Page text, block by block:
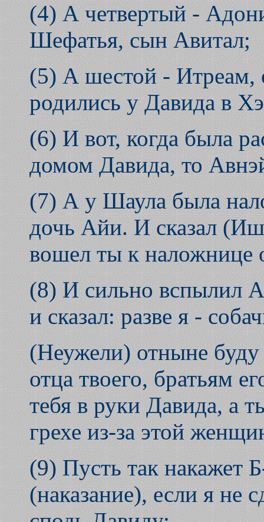
(4) А четвертый -
Шефатья, сын Авитал;
(5) А шестой - Итреам,
родились у Давида в
(6) И вот, когда была
домом Давида, то
(7) А у Шаула была
дочь Айи. И сказал
вошел ты к наложнице
(8) И сильно вспылил
и сказал: разве я -
(Неужели) отныне
отца твоего, братьям
тебя в руки Давида, а
грехе из-за этой
(9) Пусть так накажет
(наказание), если я не